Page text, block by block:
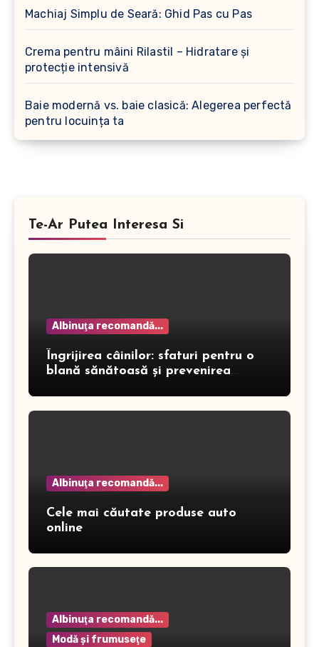
Machiaj Simplu de Seară: Ghid Pas cu Pas
Crema pentru mâini Rilastil – Hidratare și
protecție intensivă
Baie modernă vs. baie clasică: Alegerea perfectă
pentru locuința ta
Te-Ar Putea Interesa Si
Albinuţa recomandă...
Îngrijirea câinilor: sfaturi pentru o
blană sănătoasă și prevenirea
Albinuţa recomandă...
Cele mai căutate produse auto
online
Albinuţa recomandă...
Modă şi frumuseţe